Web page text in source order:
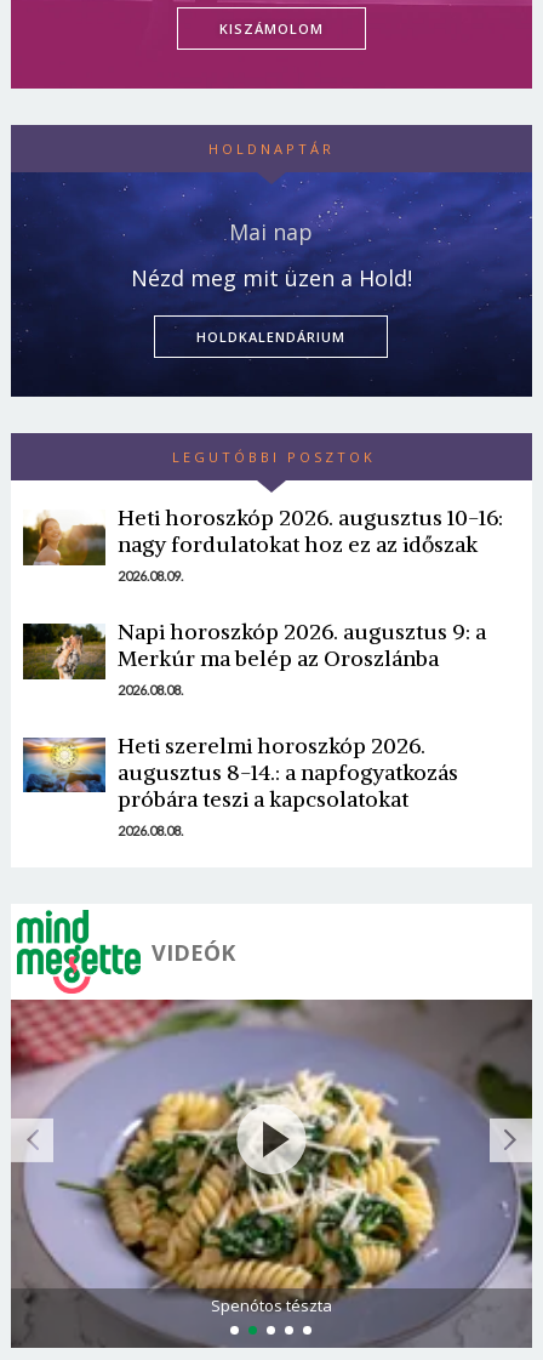
KISZÁMOLOM
HOLDNAPTÁR
Mai nap
Nézd meg mit üzen a Hold!
HOLDKALENDÁRIUM
LEGUTÓBBI POSZTOK
Heti horoszkóp 2026. augusztus 10-16:
nagy fordulatokat hoz ez az időszak
2026.08.09.
Napi horoszkóp 2026. augusztus 9: a
Merkúr ma belép az Oroszlánba
2026.08.08.
Heti szerelmi horoszkóp 2026.
augusztus 8-14.: a napfogyatkozás
próbára teszi a kapcsolatokat
2026.08.08.
VIDEÓK
Spenótos tészta
E-mail cím vagy felhasználónév